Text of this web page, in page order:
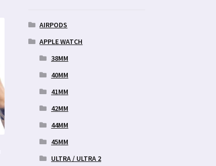
AIRPODS
APPLE WATCH
38MM
40MM
41MM
42MM
44MM
45MM
ULTRA / ULTRA 2